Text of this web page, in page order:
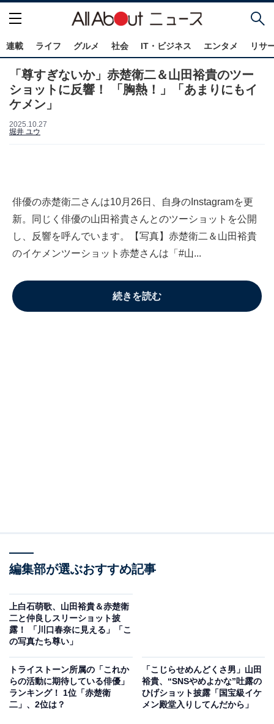
連載 ライフ グルメ 社会 IT・ビジネス エンタメ リサ
「尊すぎないか」赤楚衛二＆山田裕貴のツー
ショットに反響！ 「胸熱！」「あまりにもイ
ケメン」
2025.10.27
堀井 ユウ
俳優の赤楚衛二さんは10月26日、自身のInstagramを更
新。同じく俳優の山田裕貴さんとのツーショットを公開
し、反響を呼んでいます。【写真】赤楚衛二＆山田裕貴
のイケメンツーショット赤楚さんは「#山...
続きを読む
編集部が選ぶおすすめ記事
上白石萌歌、山田裕貴＆赤楚衛
二と仲良しスリーショット披
露！ 「川口春奈に見える」「こ
の写真たち尊い」
トライストーン所属の「これか
らの活動に期待している俳優」
ランキング！ 1位「赤楚衛
二」、2位は？
「こじらせめんどくさ男」山田
裕貴、“SNSやめよかな”吐露の
ひげショット披露「国宝級イケ
メン殿堂入りしてんだから」